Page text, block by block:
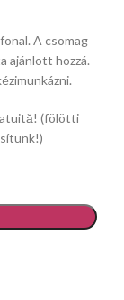
A csomag
ajánlott hozzá.
(fölötti